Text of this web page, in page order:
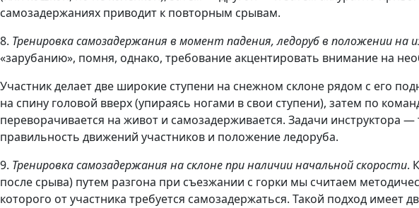
самозадержаниях приводит к повторным срывам.
8. Тренировка самозадержания в момент падения, ледоруб в положении на
«зарубанию», помня, однако, требование акцентировать внимание на
Участник делает две широкие ступени на снежном склоне рядом с его
на спину головой вверх (упираясь ногами в свои ступени), затем по
переворачивается на живот и самозадерживается. Задачи
правильность движений участников и положение ледоруба.
9. Тренировка самозадержания на склоне при наличии начальной скорости.
после срыва) путем разгона при съезжании с горки мы считаем
которого от участника требуется самозадержаться. Такой подход имеет